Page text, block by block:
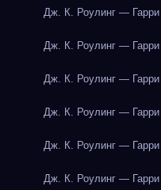
Дж. К. Роулинг —
Дж. К. Роулинг —
Дж. К. Роулинг —
Дж. К. Роулинг —
Дж. К. Роулинг —
Дж. К. Роулинг —